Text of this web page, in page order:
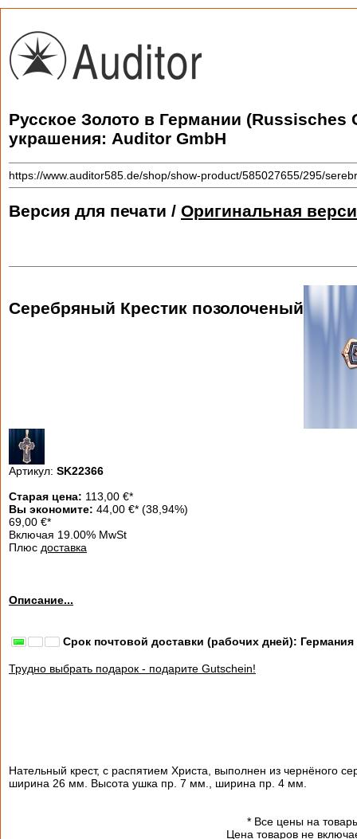
Русское Золото в Германии
украшения: Auditor GmbH
https://www.auditor585.de/shop/show-product/585027655/295/
Версия для печати / Оригинальная
Серебряный Крестик позолоченый
Артикул: SK22366
Старая цена: 113,00 €*
Вы экономите: 44,00 €* (38,94%)
69,00 €*
Включая 19.00% MwSt
Плюс доставка
Описание...
Срок почтовой доставки (рабочих дней): Германия
Трудно выбрать подарок - подарите Gutschein!
Нательный крест, с распятием Христа, выполнен из чернёного
ширина 26 мм. Высота ушка пр. 7 мм., ширина пр. 4 мм.
*Все цены на
Цена товаров не